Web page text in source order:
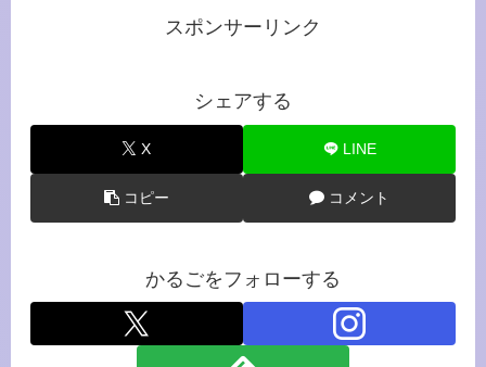
スポンサーリンク
シェアする
X LINE
コピー コメント
かるごをフォローする